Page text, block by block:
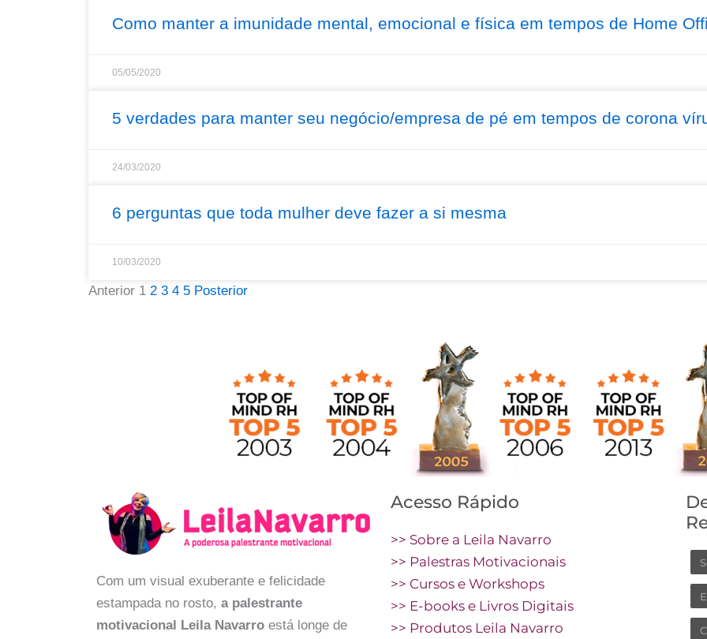
Como manter a imunidade mental, emocional e física em tempos de Home
05/05/2020
5 verdades para manter seu negócio/empresa de pé em tempos de corona
24/03/2020
6 perguntas que toda mulher deve fazer a si mesma
10/03/2020
Anterior 1 2 3 4 5 Posterior
Com um visual exuberante e felicidade
estampada no rosto, a palestrante
motivacional Leila Navarro está longe de
Acesso Rápido
>> Sobre a Leila Navarro
>> Palestras Motivacionais
>> Cursos e Workshops
>> E-books e Livros Digitais
>> Produtos Leila Navarro